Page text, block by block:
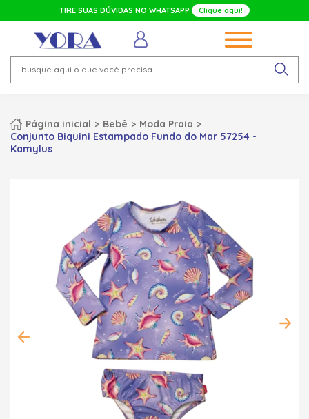
TIRE SUAS DÚVIDAS NO WHATSAPP Clique aqui!
Página inicial Bebê
Moda Praia
Conjunto Biquini Estampado Fundo do Mar 57254 -
Kamylus